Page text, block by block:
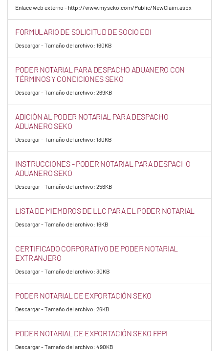
Enlace web externo - http://www.myseko.com/Public/NewClaim.aspx
FORMULARIO DE SOLICITUD DE SOCIO EDI
Descargar - Tamaño del archivo: 160KB
PODER NOTARIAL PARA DESPACHO ADUANERO CON
TÉRMINOS Y CONDICIONES SEKO
Descargar - Tamaño del archivo: 269KB
ADICIÓN AL PODER NOTARIAL PARA DESPACHO
ADUANERO SEKO
Descargar - Tamaño del archivo: 130KB
INSTRUCCIONES - PODER NOTARIAL PARA DESPACHO
ADUANERO SEKO
Descargar - Tamaño del archivo: 256KB
LISTA DE MIEMBROS DE LLC PARA EL PODER NOTARIAL
Descargar - Tamaño del archivo: 16KB
CERTIFICADO CORPORATIVO DE PODER NOTARIAL
EXTRANJERO
Descargar - Tamaño del archivo: 30KB
PODER NOTARIAL DE EXPORTACIÓN SEKO
Descargar - Tamaño del archivo: 26KB
PODER NOTARIAL DE EXPORTACIÓN SEKO FPPI
Descargar - Tamaño del archivo: 490KB